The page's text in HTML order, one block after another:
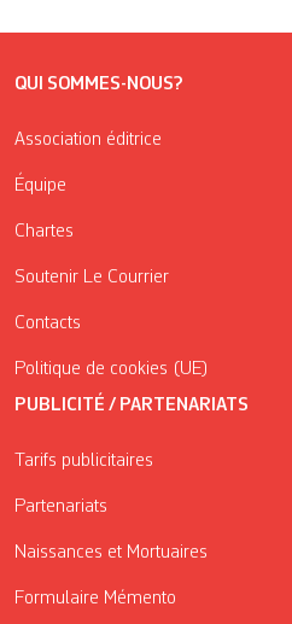
QUI SOMMES-NOUS?
Association éditrice
Équipe
Chartes
Soutenir Le Courrier
Contacts
Politique de cookies (UE)
PUBLICITÉ / PARTENARIATS
Tarifs publicitaires
Partenariats
Naissances et Mortuaires
Formulaire Mémento